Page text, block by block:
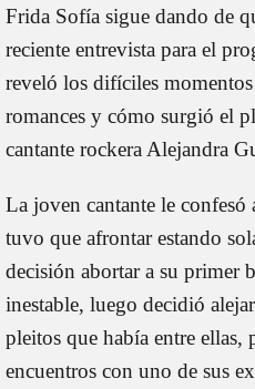
Frida Sofía sigue dando de
reciente entrevista para el
reveló los difíciles
romances y cómo surgió el
cantante rockera Alejandra
La joven cantante le confesó
tuvo que afrontar estando
decisión abortar a su primer
inestable, luego decidió
pleitos que había entre ellas,
encuentros con uno de sus